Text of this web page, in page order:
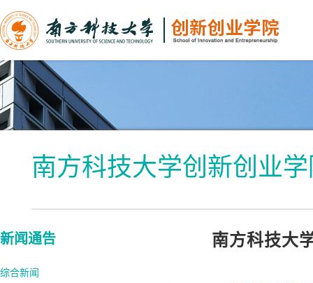
南方科技大学创新创业
新闻通告
综合新闻
南方科技大